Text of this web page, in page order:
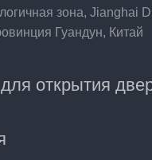
зона, Jianghai
Гуандун, Китай
открытия